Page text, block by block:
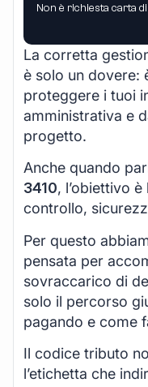
Non è richiesta carta
La corretta
è solo un dovere:
proteggere i tuoi
amministrativa e
progetto.
Anche quando
3410, l’obiettivo
controllo,
Per questo
pensata per
sovraccarico di
solo il percorso
pagando e come
Il codice tributo
l’etichetta che